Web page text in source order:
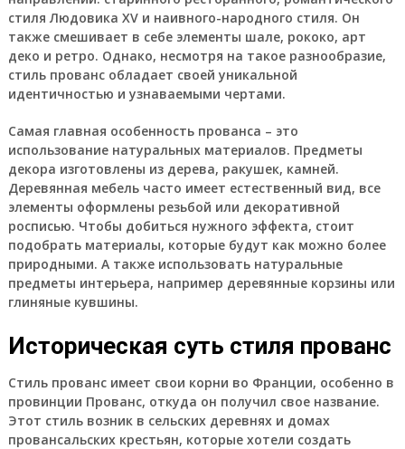
стиля Людовика XV и наивного-народного стиля. Он
также смешивает в себе элементы шале, рококо, арт
деко и ретро. Однако, несмотря на такое разнообразие,
стиль прованс обладает своей уникальной
идентичностью и узнаваемыми чертами.
Самая главная особенность прованса – это
использование натуральных материалов. Предметы
декора изготовлены из дерева, ракушек, камней.
Деревянная мебель часто имеет естественный вид, все
элементы оформлены резьбой или декоративной
росписью. Чтобы добиться нужного эффекта, стоит
подобрать материалы, которые будут как можно более
природными. А также использовать натуральные
предметы интерьера, например деревянные корзины или
глиняные кувшины.
Историческая суть стиля прованс
Стиль прованс имеет свои корни во Франции, особенно в
провинции Прованс, откуда он получил свое название.
Этот стиль возник в сельских деревнях и домах
провансальских крестьян, которые хотели создать